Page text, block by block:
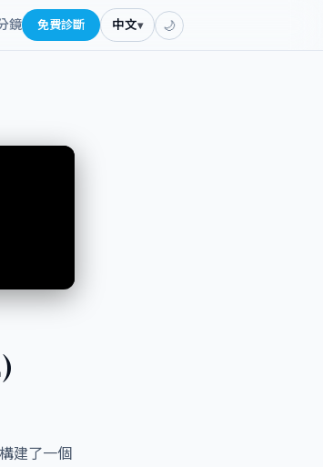
鏡 免費診斷 中文▾ 🌙
建了一個